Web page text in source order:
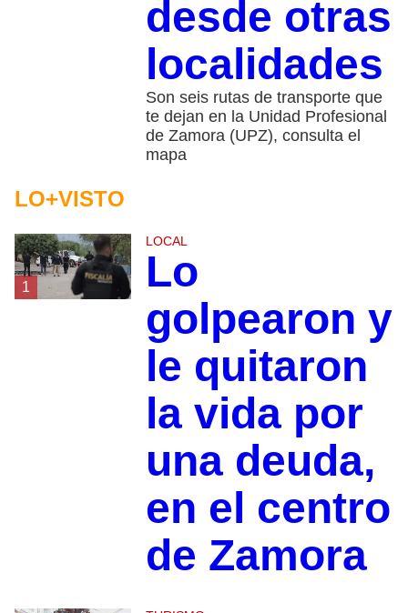
desde otras
localidades
Son seis rutas de transporte que
te dejan en la Unidad Profesional
de Zamora (UPZ), consulta el
mapa
LO+VISTO
1
LOCAL
Lo
golpearon y
le quitaron
la vida por
una deuda,
en el centro
de Zamora